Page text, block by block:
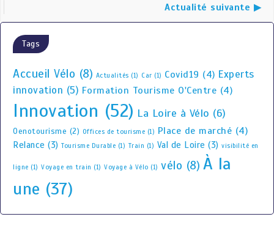
Actualité suivante ▶
Tags
Accueil Vélo (8) Actualités (1) Car (1) Covid19 (4) Experts
innovation (5) Formation Tourisme O'Centre (4)
Innovation (52) La Loire à Vélo (6)
Oenotourisme (2) Offices de tourisme (1) Place de marché (4)
Relance (3) Tourisme Durable (1) Train (1) Val de Loire (3) visibilité en
ligne (1) Voyage en train (1) Voyage à Vélo (1) vélo (8) À la
une (37)